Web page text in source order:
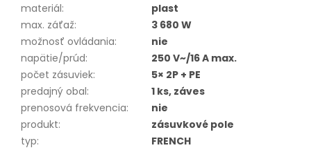
materiál:
plast
max. záťaž:
3 680 W
možnosť ovládania:
nie
napätie/prúd:
250 V~/16 A max.
počet zásuviek:
5× 2P + PE
predajný obal:
1 ks, záves
prenosová frekvencia:
nie
produkt:
zásuvkové pole
typ:
FRENCH